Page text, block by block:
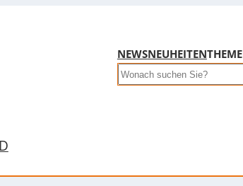
NEWSNEUHEITEN
Search